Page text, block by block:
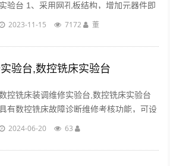
实验台 1、采用网孔板结构，增加元器件即
可增加实训内容，便于二次开发及功能扩
，配备了MCGS组态软件与计算机进行通
......
2023-11-15 7172 董
验台,数控铣床实验台
控铣床装调维修实验台,数控铣床实验台
有数控铣床故障诊断维修考核功能，可设
置数控机床32个典型的电气故障。考核系统
。...
2024-06-20 63